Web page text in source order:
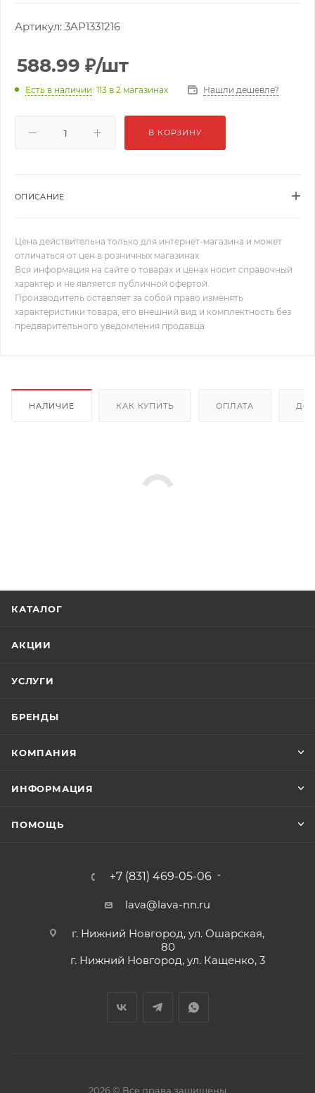
Артикул: 3AP1331216
588.99 ₽/шт
Есть в наличии: 113 в 2 магазинах Нашли дешевле?
В КОРЗИНУ
ОПИСАНИЕ
Цена действительна только для интернет-магазина и может
отличаться от цен в розничных магазинах
Вся информация на сайте о товарах и ценах носит справочный
характер и не является публичной офертой.
Производитель оставляет за собой право изменять
характеристики товара, его внешний вид и комплектность без
предварительного уведомления продавца
НАЛИЧИЕ КАК КУПИТЬ ОПЛАТА
КАТАЛОГ
АКЦИИ
УСЛУГИ
БРЕНДЫ
КОМПАНИЯ
ИНФОРМАЦИЯ
ПОМОЩЬ
+7 (831) 469-05-06
lava@lava-nn.ru
г. Нижний Новгород, ул. Ошарская,
80
г. Нижний Новгород, ул. Кащенко, 3
2026 © Все права защищены